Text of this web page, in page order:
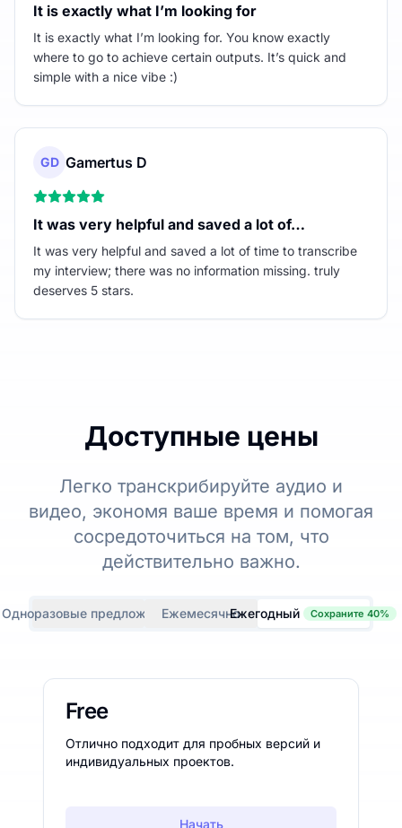
It is exactly what I’m looking for
It is exactly what I’m looking for. You know exactly
where to go to achieve certain outputs. It’s quick and
simple with a nice vibe :)
GD Gamertus D
It was very helpful and saved a lot of…
It was very helpful and saved a lot of time to transcribe
my interview; there was no information missing. truly
deserves 5 stars.
Доступные цены
Легко транскрибируйте аудио и
видео, экономя ваше время и помогая
сосредоточиться на том, что
действительно важно.
Одноразовые предложенияЕжемесячноЕжегодный Сохраните 40%
Free
Отлично подходит для пробных версий и
индивидуальных проектов.
Начать